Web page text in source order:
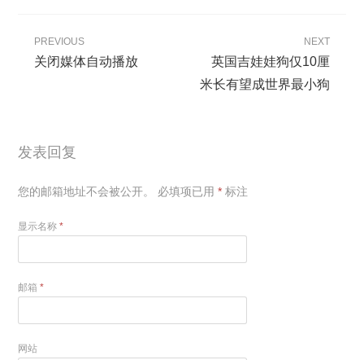
PREVIOUS
关闭媒体自动播放
NEXT
英国吉娃娃狗仅10厘
米长有望成世界最小狗
发表回复
您的邮箱地址不会被公开。 必填项已用* 标注
显示名称*
邮箱*
网站